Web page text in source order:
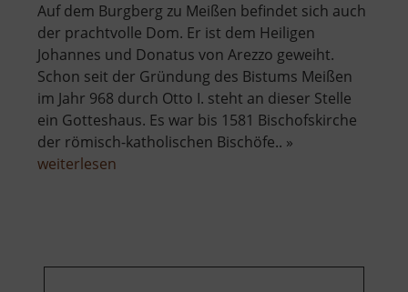
Auf dem Burgberg zu Meißen befindet sich auch
der prachtvolle Dom. Er ist dem Heiligen
Johannes und Donatus von Arezzo geweiht.
Schon seit der Gründung des Bistums Meißen
im Jahr 968 durch Otto I. steht an dieser Stelle
ein Gotteshaus. Es war bis 1581 Bischofskirche
der römisch-katholischen Bischöfe.. »
weiterlesen